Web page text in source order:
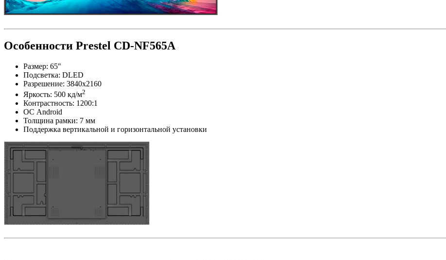
Особенности Prestel CD-NF565A
Размер: 65"
Подсветка: DLED
Разрешение: 3840x2160
Яркость: 500 кд/м2
Контрастность: 1200:1
ОС Android
Толщина рамки: 7 мм
Поддержка вертикальной и горизонтальной установки